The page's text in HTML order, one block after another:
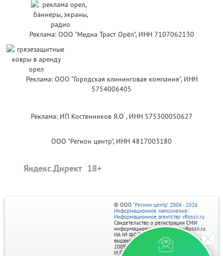
Реклама: ООО "Медиа Траст Орёл", ИНН 7107062130
Реклама: ООО "Городская клининговая компания", ИНН
5754006405
Реклама: ИП Костенников Я.О , ИНН 575300050627
ООО "Регион центр", ИНН 4817003180
Яндекс.Директ
© ООО "Регион центр" 2004 - 2026
Информационное наполнение:
Информационное агентство vRossii.ru
Свидетельство о регистрации СМИ
информационного агентства vRossii.ru
ИА № ФС 77‑35502
выдано РОСКОМНАДЗОРом 04 марта
2009г.
И. О. Главного редактора Нарыков А. Н.